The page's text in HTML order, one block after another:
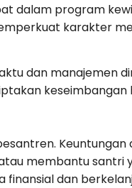
dalam program
karakter
dan manajemen
keseimbangan
Keuntungan
membantu santri
finansial dan